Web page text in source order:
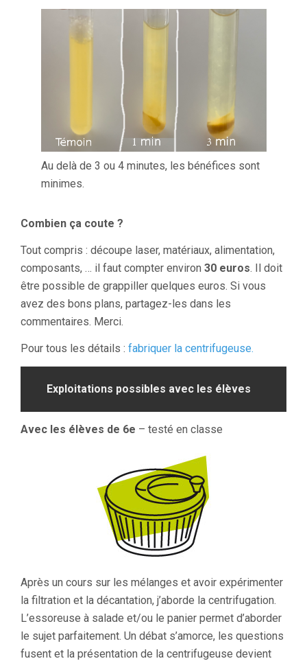
Au delà de 3 ou 4 minutes, les bénéfices sont
minimes.
Combien ça coute ?
Tout compris : découpe laser, matériaux, alimentation,
composants, … il faut compter environ 30 euros. Il doit
être possible de grappiller quelques euros. Si vous
avez des bons plans, partagez-les dans les
commentaires. Merci.
Pour tous les détails : fabriquer la centrifugeuse.
Exploitations possibles avec les élèves
Avec les élèves de 6e – testé en classe
Après un cours sur les mélanges et avoir expérimenter
la filtration et la décantation, j’aborde la centrifugation.
L’essoreuse à salade et/ou le panier permet d’aborder
le sujet parfaitement. Un débat s’amorce, les questions
fusent et la présentation de la centrifugeuse devient